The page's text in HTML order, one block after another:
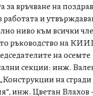
за връчване на
работата и
ниво към всички
ръководство на
на осемте
секции: инж.
на
инж. Цветан Влахов